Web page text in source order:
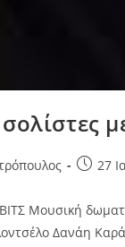
27
Μουσική
Δανάη